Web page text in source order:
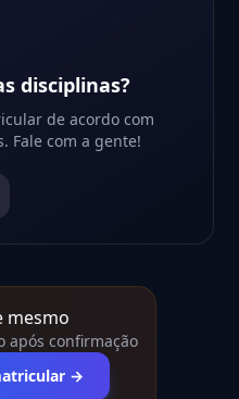
disciplinas?
de acordo com
Fale com a gente!
mesmo
após confirmação
→